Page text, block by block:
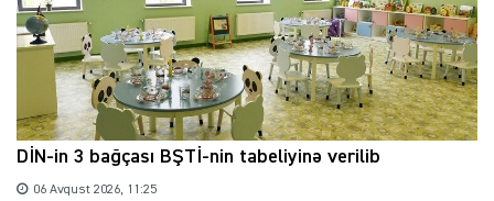
DİN-in 3 bağçası BŞTİ-nin tabeliyinə verilib
06 Avqust 2026, 11:25